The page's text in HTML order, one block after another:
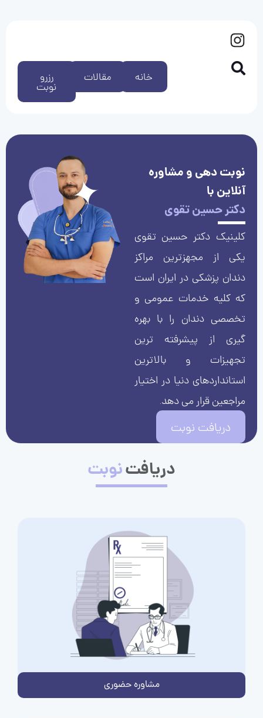
رزرو
نوبت
مقالات خانه
نوبت دهی و مشاوره
آنلاین با
دکتر حسین تقوی
کلینیک دکتر حسین تقوی
یکی از مجهزترین مراکز
دندان پزشکی در ایران است
که کلیه خدمات عمومی و
تخصصی دندان را با بهره
گیری از پیشرفته ترین
تجهیزات و بالاترین
استانداردهای دنیا در اختیار
مراجعین قرار می دهد.
دریافت نوبت
دریافتنوبت
مشاوره حضوری